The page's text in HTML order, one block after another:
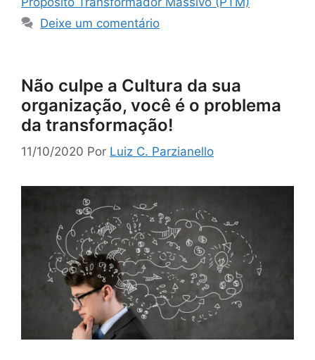
Deixe um comentário
Não culpe a Cultura da sua
organização, você é o problema
da transformação!
11/10/2020 Por Luiz C. Parzianello